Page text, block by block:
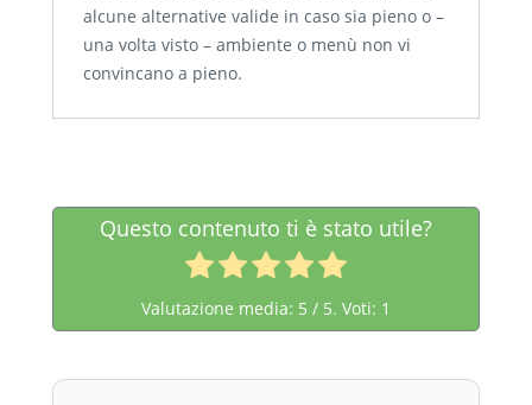
alcune alternative valide in caso sia pieno o –
una volta visto – ambiente o menù non vi
convincano a pieno.
Questo contenuto ti è stato utile?
Valutazione media: 5 / 5. Voti: 1